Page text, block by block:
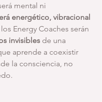
mental ni
energético, vibracional
los Energy Coaches serán
invisibles de una
aprende a coexistir
la consciencia, no